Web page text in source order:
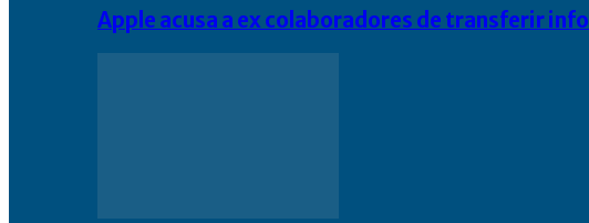
Apple acusa a ex colaboradores de transferir